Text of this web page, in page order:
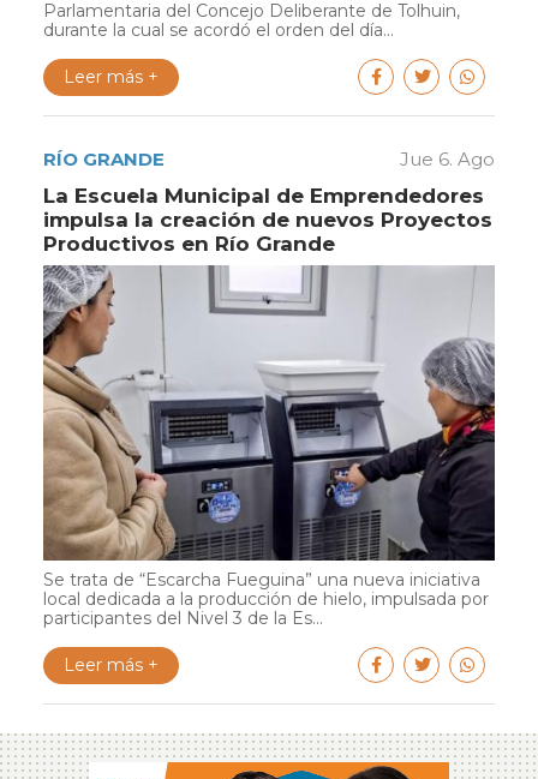
Parlamentaria del Concejo Deliberante de Tolhuin,
durante la cual se acordó el orden del día...
Leer más +
RÍO GRANDE Jue 6. Ago
La Escuela Municipal de Emprendedores
impulsa la creación de nuevos Proyectos
Productivos en Río Grande
Se trata de “Escarcha Fueguina” una nueva iniciativa
local dedicada a la producción de hielo, impulsada por
participantes del Nivel 3 de la Es...
Leer más +